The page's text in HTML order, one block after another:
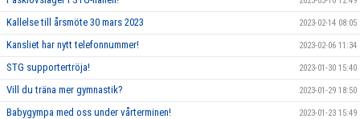
Kallelse till årsmöte 30 mars 2023 2023-02-14 08:05
Kansliet har nytt telefonnummer! 2023-02-06 11:34
STG supportertröja! 2023-01-30 15:40
Vill du träna mer gymnastik? 2023-01-29 18:50
Babygympa med oss under vårterminen! 2023-01-23 15:49